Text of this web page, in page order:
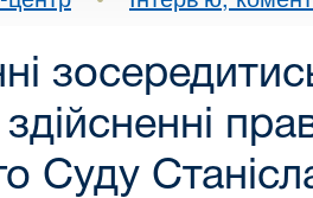
Суду